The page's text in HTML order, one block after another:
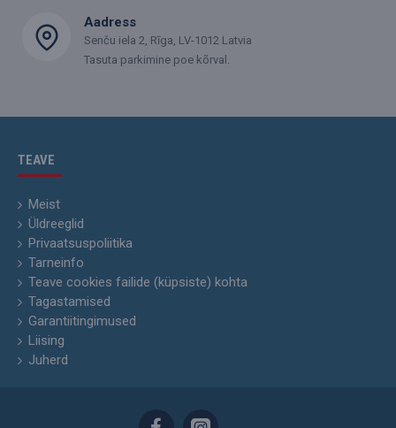
Aadress
Senču iela 2, Rīga, LV-1012 Latvia
Tasuta parkimine poe kõrval.
TEAVE
Meist
Üldreeglid
Privaatsuspoliitika
Tarneinfo
Teave cookies failide (küpsiste) kohta
Tagastamised
Garantiitingimused
Liising
Juherd